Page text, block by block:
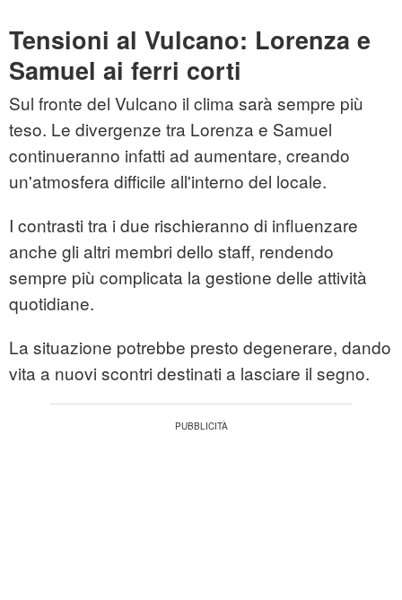
Tensioni al Vulcano: Lorenza e
Samuel ai ferri corti
Sul fronte del Vulcano il clima sarà sempre più
teso. Le divergenze tra Lorenza e Samuel
continueranno infatti ad aumentare, creando
un'atmosfera difficile all'interno del locale.
I contrasti tra i due rischieranno di influenzare
anche gli altri membri dello staff, rendendo
sempre più complicata la gestione delle attività
quotidiane.
La situazione potrebbe presto degenerare, dando
vita a nuovi scontri destinati a lasciare il segno.